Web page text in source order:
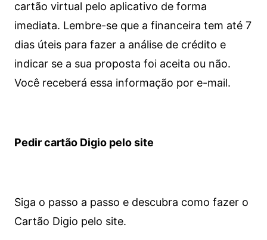
cartão virtual pelo aplicativo de forma
imediata. Lembre-se que a financeira tem até 7
dias úteis para fazer a análise de crédito e
indicar se a sua proposta foi aceita ou não.
Você receberá essa informação por e-mail.
Pedir cartão Digio pelo site
Siga o passo a passo e descubra como fazer o
Cartão Digio pelo site.